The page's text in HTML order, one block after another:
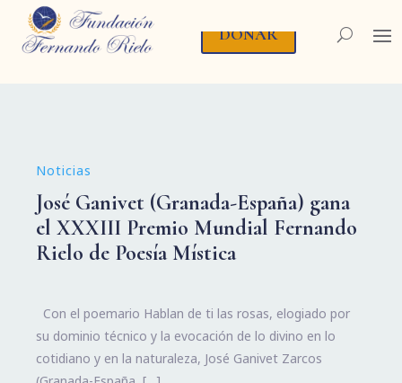
DONAR
Noticias
José Ganivet (Granada-España) gana
el XXXIII Premio Mundial Fernando
Rielo de Poesía Mística
Con el poemario Hablan de ti las rosas, elogiado por
su dominio técnico y la evocación de lo divino en lo
cotidiano y en la naturaleza, José Ganivet Zarcos